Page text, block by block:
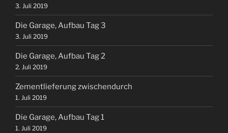
3. Juli 2019
Die Garage, Aufbau Tag 3
3. Juli 2019
Die Garage, Aufbau Tag 2
2. Juli 2019
Zementlieferung zwischendurch
1. Juli 2019
Die Garage, Aufbau Tag 1
1. Juli 2019